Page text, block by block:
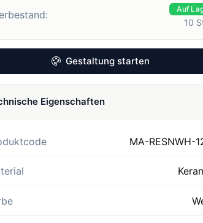
Auf
10
Gestaltung starten
Eigenschaften
MA-RESNWH-